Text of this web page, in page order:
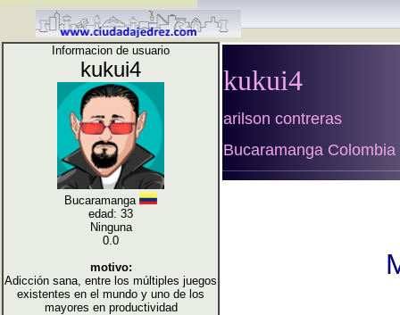
Informacion de usuario
kukui4
Bucaramanga
edad: 33
Ninguna
0.0
motivo:
Adicción sana, entre los múltiples juegos
existentes en el mundo y uno de los
mayores en productividad
kukui4
arilson contreras
Bucaramanga Colombia